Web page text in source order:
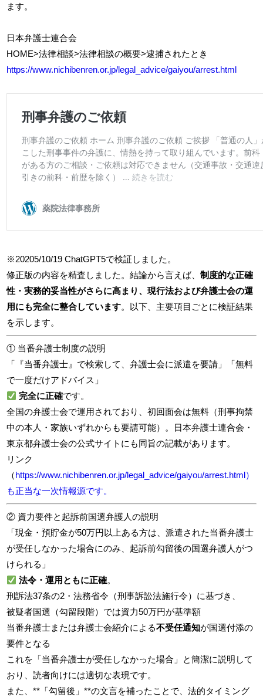
ます。
日本弁護士連合会
HOME>法律相談>法律相談の概要>逮捕されたとき
https://www.nichibenren.or.jp/legal_advice/gaiyou/arrest.html
※20205/10/19 ChatGPT5で検証しました。
修正版の内容を精査しました。結論から言えば、制度的な正確
性・実務的妥当性がさらに高まり、現行法および弁護士会の運
用にも完全に整合しています。以下、主要項目ごとに検証結果
を示します。
① 当番弁護士制度の説明
「『当番弁護士』で検索して、弁護士会に派遣を要請」「無料
で一度だけアドバイス」
完全に正確です。
全国の弁護士会で運用されており、初回面会は無料（刑事拘禁
中の本人・家族いずれからも要請可能）。日本弁護士連合会・
東京都弁護士会の公式サイトにも同旨の記載があります。
リンク
（https://www.nichibenren.or.jp/legal_advice/gaiyou/arrest.html）
も正当な一次情報源です。
② 資力要件と起訴前国選弁護人の説明
「現金・預貯金が50万円以上ある方は、派遣された当番弁護士
が受任しなかった場合にのみ、起訴前勾留後の国選弁護人がつ
けられる」
法令・運用ともに正確。
刑訴法37条の2・法務省令（刑事訴訟法施行令）に基づき、
被疑者国選（勾留段階）では資力50万円が基準額
当番弁護士または弁護士会紹介による不受任通知が国選付添の
要件となる
これを「当番弁護士が受任しなかった場合」と簡潔に説明して
おり、読者向けには適切な表現です。
また、**「勾留後」**の文言を補ったことで、法的タイミング